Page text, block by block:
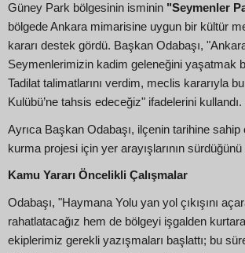
Güney Park bölgesinin isminin "Seymenler
bölgede Ankara mimarisine uygun bir kültür
kararı destek gördü. Başkan Odabaşı,
Seymenlerimizin kadim geleneğini yaşatmak
Tadilat talimatlarını verdim, meclis kararıyla
Kulübü’ne tahsis edeceğiz" ifadelerini kullandı.
Ayrıca Başkan Odabaşı, ilçenin tarihine
kurma projesi için yer arayışlarının sürdüğünü
Kamu Yararı Öncelikli Çalışmalar
Odabaşı, "Haymana Yolu yan yol çıkışını
rahatlatacağız hem de bölgeyi işgalden
ekiplerimiz gerekli yazışmaları başlattı; bu